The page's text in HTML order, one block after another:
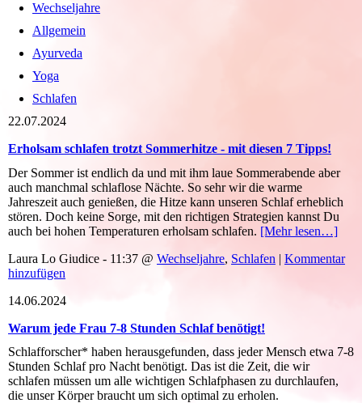
Wechseljahre
Allgemein
Ayurveda
Yoga
Schlafen
22.07.2024
Erholsam schlafen trotzt Sommerhitze - mit diesen 7 Tipps!
Der Sommer ist endlich da und mit ihm laue Sommerabende aber
auch manchmal schlaflose Nächte. So sehr wir die warme
Jahreszeit auch genießen, die Hitze kann unseren Schlaf erheblich
stören. Doch keine Sorge, mit den richtigen Strategien kannst Du
auch bei hohen Temperaturen erholsam schlafen. [Mehr lesen…]
Laura Lo Giudice - 11:37 @ Wechseljahre, Schlafen | Kommentar
hinzufügen
14.06.2024
Warum jede Frau 7-8 Stunden Schlaf benötigt!
Schlafforscher* haben herausgefunden, dass jeder Mensch etwa 7-8
Stunden Schlaf pro Nacht benötigt. Das ist die Zeit, die wir
schlafen müssen um alle wichtigen Schlafphasen zu durchlaufen,
die unser Körper braucht um sich optimal zu erholen.